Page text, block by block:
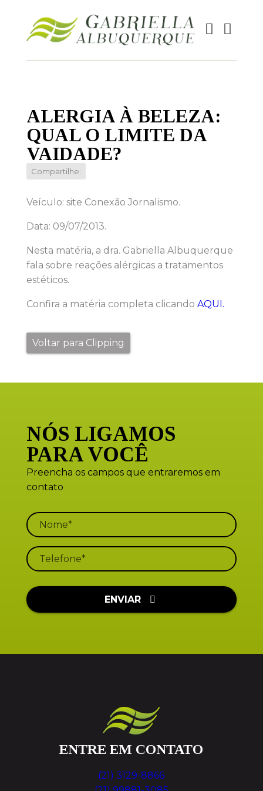
ALERGIA À BELEZA:
QUAL O LIMITE DA
VAIDADE?
Compartilhe:
Veículo: site Conexão Jornalismo.
Data: 09/07/2013.
Nesta matéria, a dra. Gabriella Albuquerque
fala sobre reações alérgicas a tratamentos
estéticos.
Confira a matéria completa clicando AQUI.
Voltar para Clipping
NÓS LIGAMOS
PARA VOCÊ
Preencha os campos que entraremos em
contato
ENVIAR
ENTRE EM CONTATO
(21) 3129-8866